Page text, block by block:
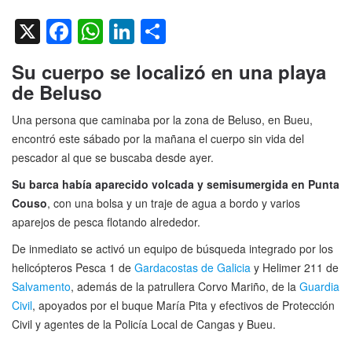
X Facebook
WhatsApp
LinkedIn
Su cuerpo se localizó en una playa
de Beluso
Una persona que caminaba por la zona de Beluso, en Bueu,
encontró este sábado por la mañana el cuerpo sin vida del
pescador al que se buscaba desde ayer.
Su barca había aparecido volcada y semisumergida en Punta
Couso, con una bolsa y un traje de agua a bordo y varios
aparejos de pesca flotando alrededor.
De inmediato se activó un equipo de búsqueda integrado por los
helicópteros Pesca 1 de Gardacostas de Galicia y Helimer 211 de
Salvamento, además de la patrullera Corvo Mariño, de la Guardia
Civil, apoyados por el buque María Pita y efectivos de Protección
Civil y agentes de la Policía Local de Cangas y Bueu.